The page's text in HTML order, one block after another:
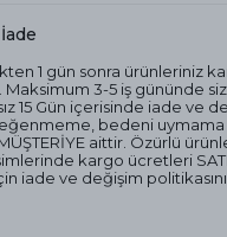
1 gün sonra ürünleriniz
3-5 iş gününde
15 Gün içerisinde iade ve
bedeni
aittir. Özürlü
kargo ücretleri
iade ve değişim politikasını